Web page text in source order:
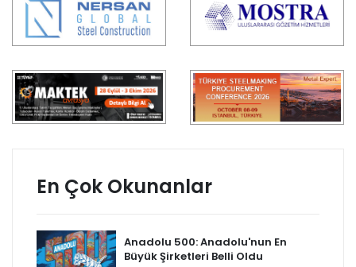
En Çok Okunanlar
Anadolu 500: Anadolu'nun En
Büyük Şirketleri Belli Oldu